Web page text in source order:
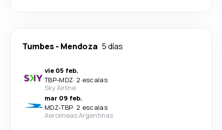
Tumbes- Mendoza 5 días
vie 05 feb.
TBP-MDZ· 2 escalas
Sky Airline
mar 09 feb.
MDZ-TBP· 2 escalas
Aerolineas Argentinas